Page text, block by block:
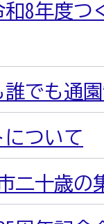
和8年度
でも通
について
二十歳の